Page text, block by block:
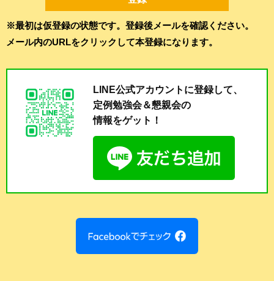
※最初は仮登録の状態です。登録後メールを確認ください。
メール内のURLをクリックして本登録になります。
LINE公式アカウントに登録して、
定例勉強会＆懇親会の
情報をゲット！